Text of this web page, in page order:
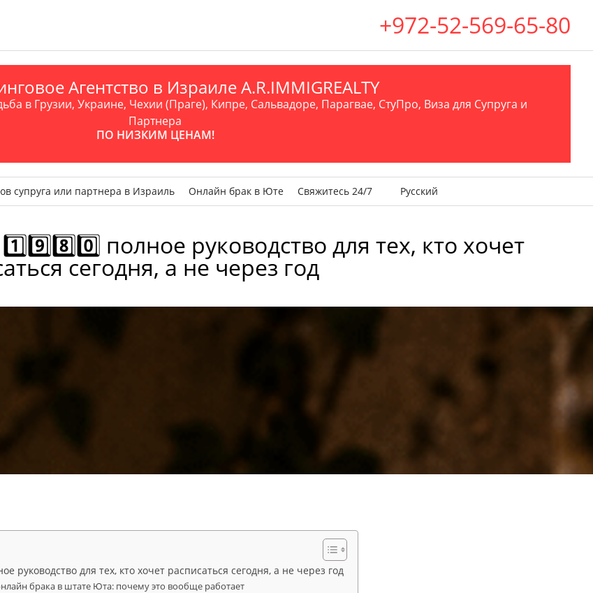
+972-52-569-65-80
Агентство в Израиле A.R.IMMIGREALTY
в Грузии, Украине, Чехии (Праге), Кипре, Сальвадоре, Парагвае, СтуПро, Виза для Супруга и
Партнера
ПО НИЗКИМ ЦЕНАМ!
супруга или партнера в Израиль Онлайн брак в Юте Свяжитесь 24/7 Русский
полное руководство для тех, кто хочет
сегодня, а не через год
руководство для тех, кто хочет расписаться сегодня, а не через год
брака в штате Юта: почему это вообще работает